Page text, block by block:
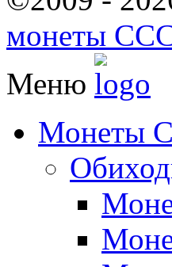
монеты
Меню
Монеты